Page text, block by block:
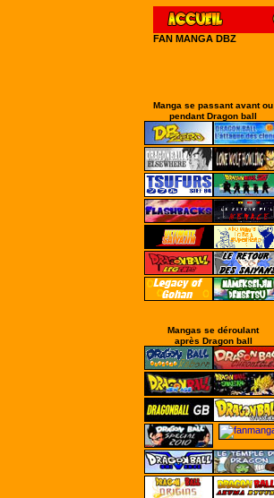
FAN MANGA DBZ
Manga se passant avant ou
pendant Dragon ball
Mangas se déroulant
après Dragon ball